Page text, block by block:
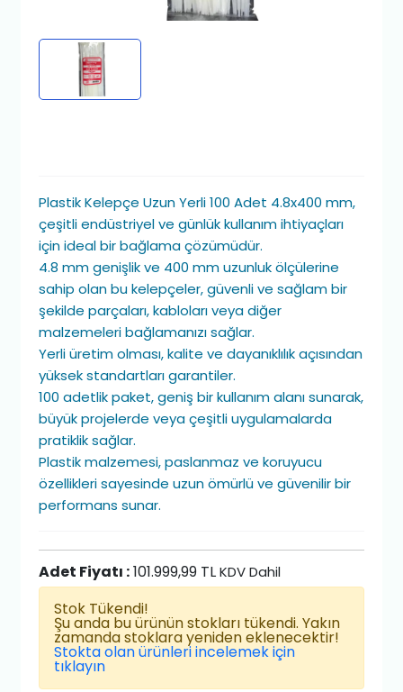
Plastik Kelepçe Uzun Yerli 100 Adet 4.8x400 mm,
çeşitli endüstriyel ve günlük kullanım ihtiyaçları
için ideal bir bağlama çözümüdür.
4.8 mm genişlik ve 400 mm uzunluk ölçülerine
sahip olan bu kelepçeler, güvenli ve sağlam bir
şekilde parçaları, kabloları veya diğer
malzemeleri bağlamanızı sağlar.
Yerli üretim olması, kalite ve dayanıklılık açısından
yüksek standartları garantiler.
100 adetlik paket, geniş bir kullanım alanı sunarak,
büyük projelerde veya çeşitli uygulamalarda
pratiklik sağlar.
Plastik malzemesi, paslanmaz ve koruyucu
özellikleri sayesinde uzun ömürlü ve güvenilir bir
performans sunar.
Adet Fiyatı :101.999,99 TLKDV Dahil
Stok Tükendi!
Şu anda bu ürünün stokları tükendi. Yakın
zamanda stoklara yeniden eklenecektir!
Stokta olan ürünleri incelemek için
tıklayın